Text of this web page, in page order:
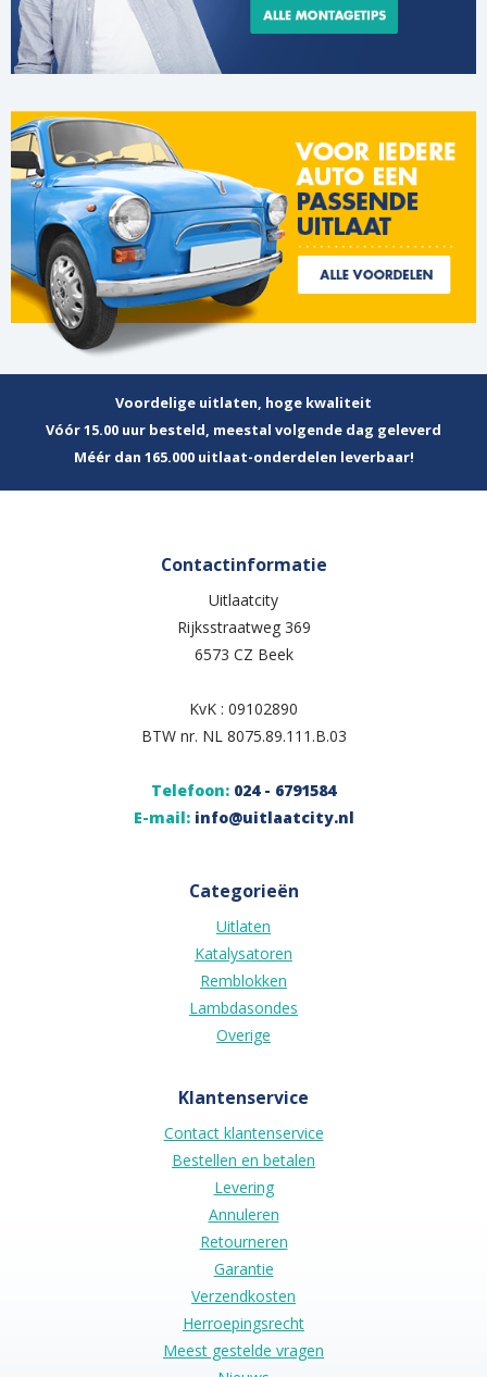
Voordelige uitlaten, hoge kwaliteit
Vóór 15.00 uur besteld, meestal volgende dag geleverd
Méér dan 165.000 uitlaat-onderdelen leverbaar!
Contactinformatie
Uitlaatcity
Rijksstraatweg 369
6573 CZ Beek
KvK : 09102890
BTW nr. NL 8075.89.111.B.03
Telefoon: 024 - 6791584
E-mail: info@uitlaatcity.nl
Categorieën
Uitlaten
Katalysatoren
Remblokken
Lambdasondes
Overige
Klantenservice
Contact klantenservice
Bestellen en betalen
Levering
Annuleren
Retourneren
Garantie
Verzendkosten
Herroepingsrecht
Meest gestelde vragen